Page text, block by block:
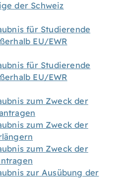
der Schweiz
für Studierende
EU/EWR
für Studierende
EU/EWR
zum Zweck der
zum Zweck der
zum Zweck der
zur Ausübung der